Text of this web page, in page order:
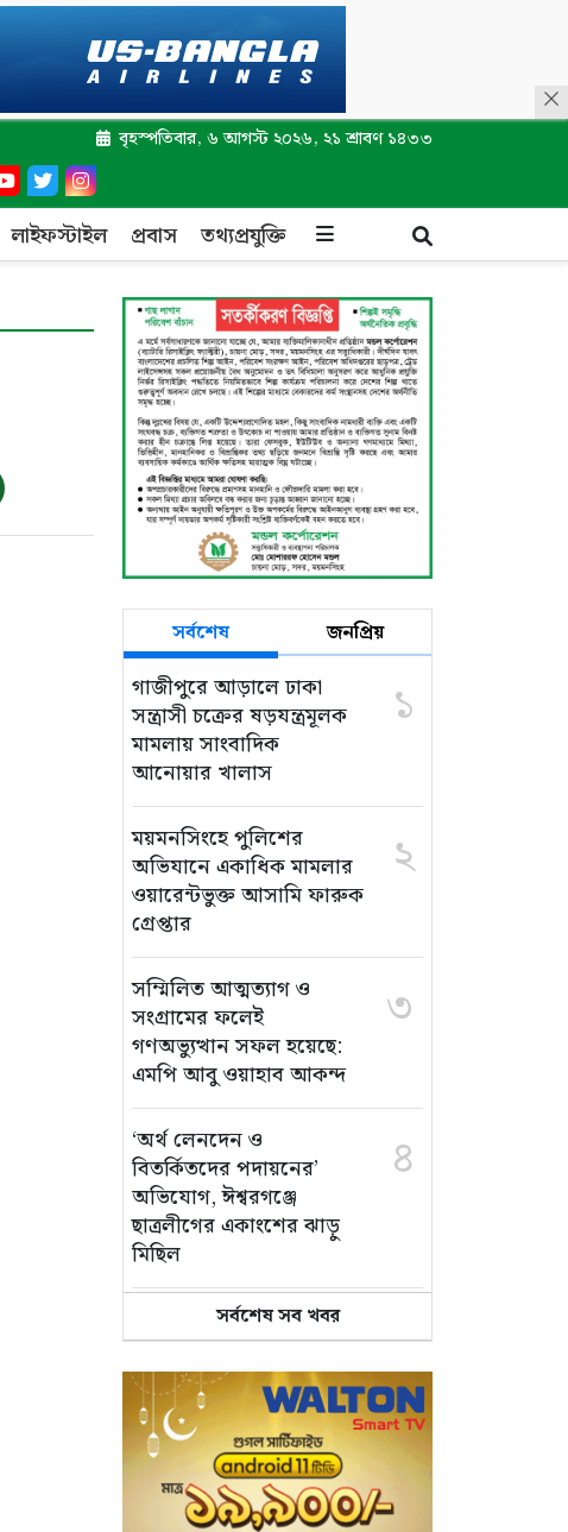
বৃহস্পতিবার, ৬ আগস্ট ২০২৬, ২১ শ্রাবণ ১৪৩৩
লাইফস্টাইল প্রবাস তথ্যপ্রযুক্তি
সর্বশেষ জনপ্রিয়
গাজীপুরে আড়ালে ঢাকা
সন্ত্রাসী চক্রের ষড়যন্ত্রমূলক
মামলায় সাংবাদিক
আনোয়ার খালাস
১
ময়মনসিংহে পুলিশের
অভিযানে একাধিক মামলার
ওয়ারেন্টভুক্ত আসামি ফারুক
গ্রেপ্তার
২
সম্মিলিত আত্মত্যাগ ও
সংগ্রামের ফলেই
গণঅভ্যুত্থান সফল হয়েছে:
এমপি আবু ওয়াহাব আকন্দ
৩
‘অর্থ লেনদেন ও
বিতর্কিতদের পদায়নের’
অভিযোগ, ঈশ্বরগঞ্জে
ছাত্রলীগের একাংশের ঝাড়ু
মিছিল
৪
মানসম্মত শিক্ষা নিশ্চিতে
শ্যামপুরে তৎপর শিক্ষা
অফিসার শাপলা খানম
৫
তাৎক্ষণিক খাদ্য পরীক্ষা
নিশ্চিত করবে ভ্রাম্যমাণ
পরীক্ষাগার: এস এম হুমায়ূন
৬
সর্বশেষ সব খবর